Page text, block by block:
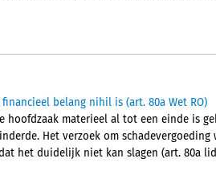
belang nihil is (art. 80a Wet RO)
hoofdzaak materieel al tot een einde is
Het verzoek om schadevergoeding
het duidelijk niet kan slagen (art. 80a lid